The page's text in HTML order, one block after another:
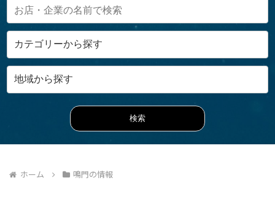
ホーム 鳴門の情報